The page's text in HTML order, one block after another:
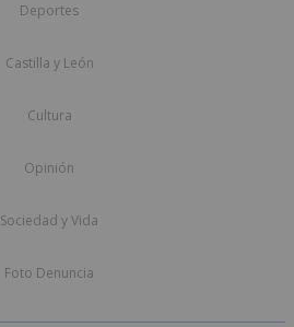
Deportes
Castilla y León
Cultura
Opinión
Sociedad y Vida
Foto Denuncia